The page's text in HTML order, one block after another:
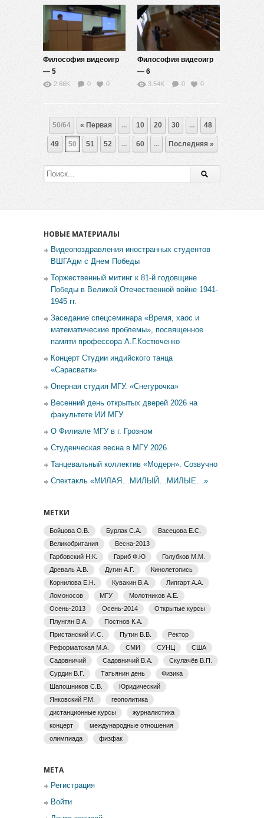
Философия видеоигр
— 5
2.66K 0 0
Философия видеоигр
— 6
3.54K 0 0
50/64 « Первая ... 10 20 30 ... 48
49 50 51 52 ... 60 ... Последняя »
НОВЫЕ МАТЕРИАЛЫ
Видеопоздравления иностранных студентов
ВШГАдм с Днем Победы
Торжественный митинг к 81-й годовщине
Победы в Великой Отечественной войне 1941-
1945 гг.
Заседание спецсеминара «Время, хаос и
математические проблемы», посвященное
памяти профессора А.Г.Костюченко
Концерт Студии индийского танца
«Сарасвати»
Оперная студия МГУ. «Снегурочка»
Весенний день открытых дверей 2026 на
факультете ИИ МГУ
О Филиале МГУ в г. Грозном
Студенческая весна в МГУ 2026
Танцевальный коллектив «Модерн». Созвучно
Спектакль «МИЛАЯ…МИЛЫЙ…МИЛЫЕ…»
МЕТКИ
Бойцова О.В. Бурлак С.А.
Васецова Е.С.
Великобритания
Весна-2013
Гарбовский Н.К.
Гариб Ф.Ю
Голубков М.М.
Древаль А.В.
Дугин А.Г.
Кинолетопись
Корнилова Е.Н.
Кувакин В.А.
Липгарт А.А.
Ломоносов
МГУ
Молотников А.Е.
Осень-2013
Осень-2014
Открытые курсы
Плунгян В.А.
Постнов К.А.
Пристанский И.С.
Путин В.В.
Ректор
Реформатская М.А.
СМИ СУНЦ
США
Садовничий
Садовничий В.А.
Скулачёв В.П.
Сурдин В.Г.
Татьянин день
Физика
Шапошников С.В.
Юридический
Янковский Р.М.
геополитика
дистанционные курсы
журналистика
концерт
международные отношения
олимпиада
физфак
МЕТА
Регистрация
Войти